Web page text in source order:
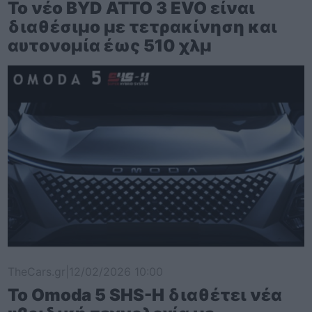
Το νέο BYD ATTO 3 EVO είναι
διαθέσιμο με τετρακίνηση και
αυτονομία έως 510 χλμ
Το Omoda 5 SHS-H διαθέτει νέα